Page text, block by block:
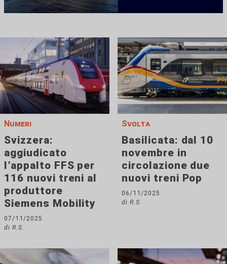
Numeri
Svizzera:
aggiudicato
l’appalto FFS per
116 nuovi treni al
produttore
Siemens Mobility
07/11/2025
di R.S.
Svolta
Basilicata: dal 10
novembre in
circolazione due
nuovi treni Pop
06/11/2025
di R.S.